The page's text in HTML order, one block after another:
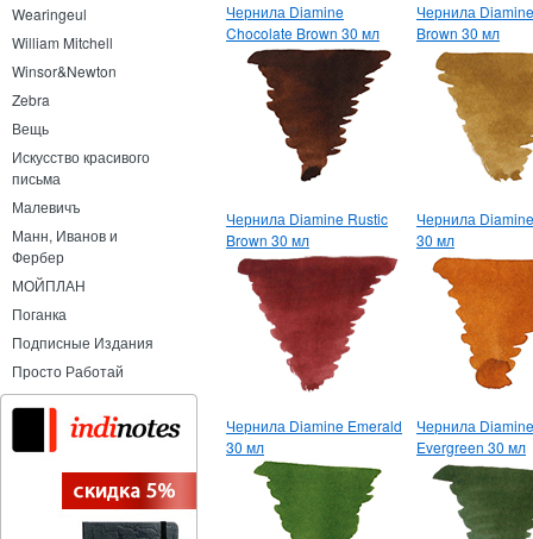
Wearingeul
William Mitchell
Winsor&Newton
Zebra
Вещь
Искусство красивого
письма
Малевичъ
Манн, Иванов и
Фербер
МОЙПЛАН
Поганка
Подписные Издания
Просто Работай
Чернила Diamine
Chocolate Brown 30 мл
Чернила
Brown 30 мл
Чернила Diamine Rustic
Brown 30 мл
Чернила
30 мл
Чернила Diamine Emerald
30 мл
Чернила Diamine
Evergreen 30 мл